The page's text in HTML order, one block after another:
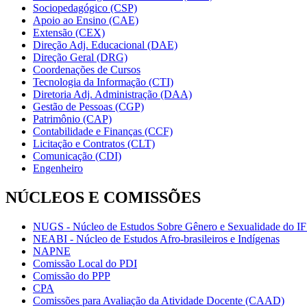
Sociopedagógico (CSP)
Apoio ao Ensino (CAE)
Extensão (CEX)
Direção Adj. Educacional (DAE)
Direção Geral (DRG)
Coordenações de Cursos
Tecnologia da Informação (CTI)
Diretoria Adj. Administração (DAA)
Gestão de Pessoas (CGP)
Patrimônio (CAP)
Contabilidade e Finanças (CCF)
Licitação e Contratos (CLT)
Comunicação (CDI)
Engenheiro
NÚCLEOS E COMISSÕES
NUGS - Núcleo de Estudos Sobre Gênero e Sexualidade do
NEABI - Núcleo de Estudos Afro-brasileiros e Indígenas
NAPNE
Comissão Local do PDI
Comissão do PPP
CPA
Comissões para Avaliação da Atividade Docente (CAAD)